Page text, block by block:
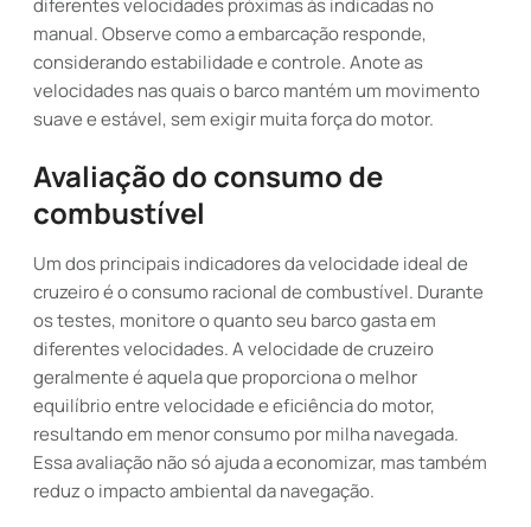
diferentes velocidades próximas às indicadas no
manual. Observe como a embarcação responde,
considerando estabilidade e controle. Anote as
velocidades nas quais o barco mantém um movimento
suave e estável, sem exigir muita força do motor.
Avaliação do consumo de
combustível
Um dos principais indicadores da velocidade ideal de
cruzeiro é o consumo racional de combustível. Durante
os testes, monitore o quanto seu barco gasta em
diferentes velocidades. A velocidade de cruzeiro
geralmente é aquela que proporciona o melhor
equilíbrio entre velocidade e eficiência do motor,
resultando em menor consumo por milha navegada.
Essa avaliação não só ajuda a economizar, mas também
reduz o impacto ambiental da navegação.